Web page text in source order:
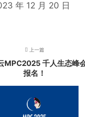
年 12 月 20 日
上一篇
MPC2025 千人生态峰
报名！